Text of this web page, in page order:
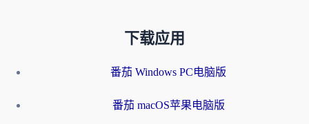
下载应用
番茄 Windows PC电脑版
番茄 macOS苹果电脑版